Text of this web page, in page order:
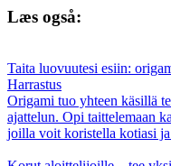
Læs også:
Taita luovuutesi esiin:
Harrastus
Origami tuo yhteen käsillä
ajattelun. Opi taittelemaan
joilla voit koristella kotiasi